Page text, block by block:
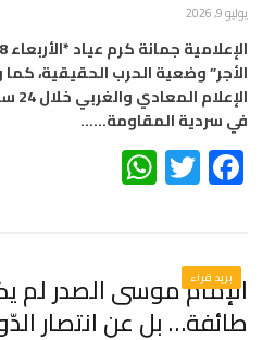
يوليو 9, 2026
الأجر” وضعية الحرب الحقيقية،
في سردية المقاومة……
Facebook
Twitter
بريد قراء
الإمام موسى الصدر لم
طائفة… بل عن انتصار